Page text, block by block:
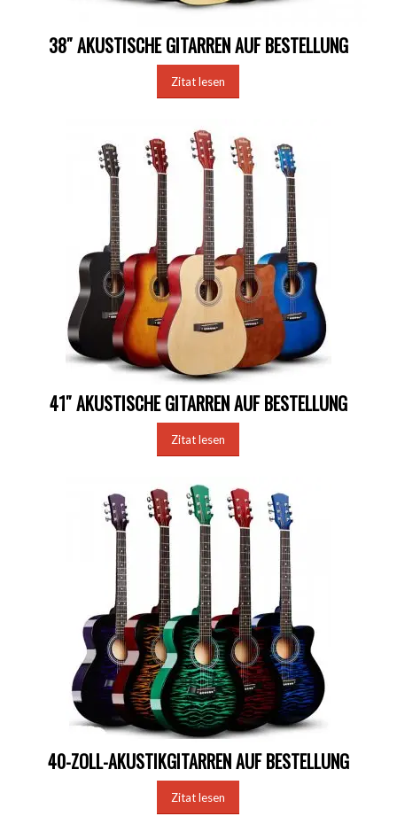
38″ AKUSTISCHE GITARREN AUF BESTELLUNG
Zitat lesen
41″ AKUSTISCHE GITARREN AUF BESTELLUNG
Zitat lesen
40-ZOLL-AKUSTIKGITARREN AUF BESTELLUNG
Zitat lesen